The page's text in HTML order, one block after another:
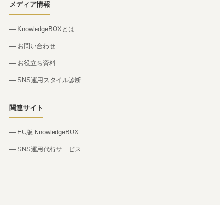
メディア情報
— KnowledgeBOXとは
— お問い合わせ
— お役立ち資料
— SNS運用スタイル診断
関連サイト
— EC版 KnowledgeBOX
— SNS運用代行サービス